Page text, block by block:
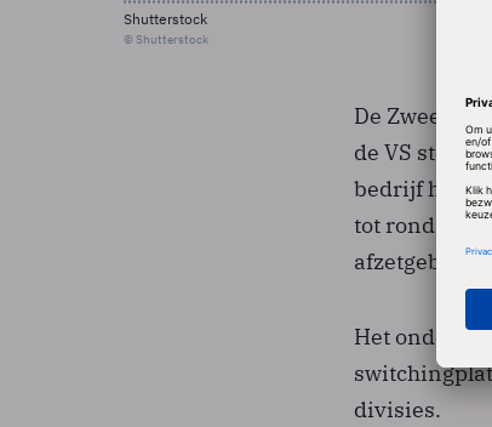
Shutterstock
© Shutterstock
De Zweedse
de VS sterk
bedrijf heeft
tot rond de
afzetgebied
Het
divisies.